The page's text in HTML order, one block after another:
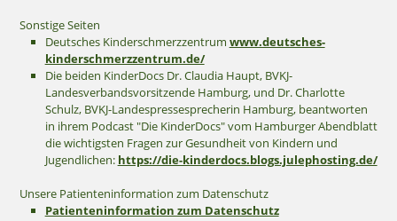
Sonstige Seiten
Deutsches Kinderschmerzzentrum www.deutsches-
kinderschmerzzentrum.de/
Die beiden KinderDocs Dr. Claudia Haupt, BVKJ-
Landesverbandsvorsitzende Hamburg, und Dr. Charlotte
Schulz, BVKJ-Landespressesprecherin Hamburg, beantworten
in ihrem Podcast "Die KinderDocs" vom Hamburger Abendblatt
die wichtigsten Fragen zur Gesundheit von Kindern und
Jugendlichen: https://die-kinderdocs.blogs.julephosting.de/
Unsere Patienteninformation zum Datenschutz
Patienteninformation zum Datenschutz